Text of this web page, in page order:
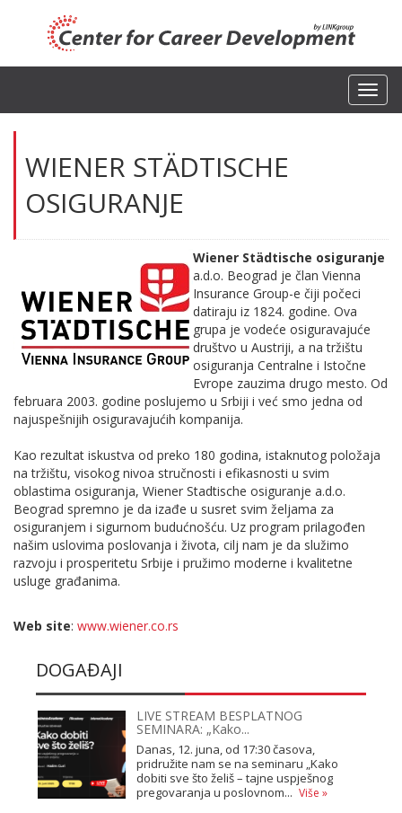
WIENER STÄDTISCHE
OSIGURANJE
Wiener Städtische osiguranje
a.d.o. Beograd je član Vienna
Insurance Group-e čiji počeci
datiraju iz 1824. godine. Ova
grupa je vodeće osiguravajuće
društvo u Austriji, a na tržištu
osiguranja Centralne i Istočne
Evrope zauzima drugo mesto. Od
februara 2003. godine poslujemo u Srbiji i već smo jedna od
najuspešnijih osiguravajućih kompanija.
Kao rezultat iskustva od preko 180 godina, istaknutog položaja
na tržištu, visokog nivoa stručnosti i efikasnosti u svim
oblastima osiguranja, Wiener Stadtische osiguranje a.d.o.
Beograd spremno je da izađe u susret svim željama za
osiguranjem i sigurnom budućnošću. Uz program prilagođen
našim uslovima poslovanja i života, cilj nam je da služimo
razvoju i prosperitetu Srbije i pružimo moderne i kvalitetne
usluge građanima.
Web site: www.wiener.co.rs
DOGAĐAJI
LIVE STREAM BESPLATNOG
SEMINARA: „Kako...
Danas, 12. juna, od 17:30 časova,
pridružite nam se na seminaru „Kako
dobiti sve što želiš – tajne uspješnog
pregovaranja u poslovnom... Više »